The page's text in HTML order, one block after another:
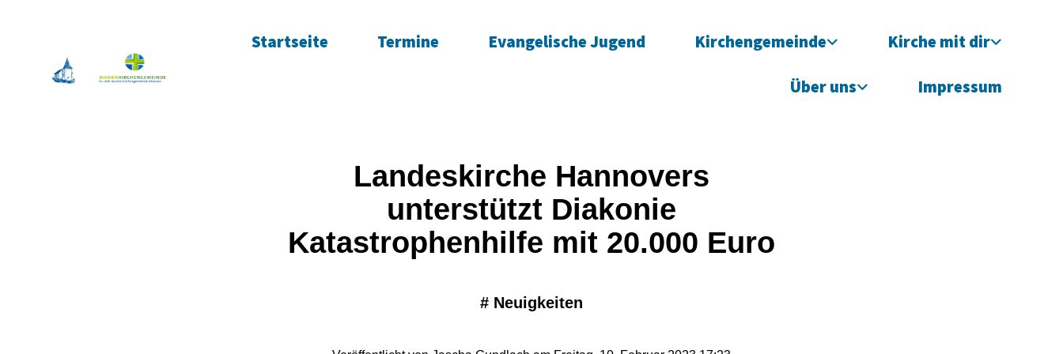
Startseite Termine Evangelische Jugend Kirchengemeinde Kirche mit dir
Über uns Impressum
Landeskirche Hannovers
unterstützt Diakonie
Katastrophenhilfe mit 20.000 Euro
# Neuigkeiten